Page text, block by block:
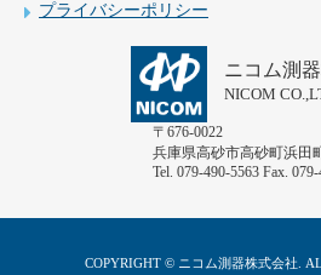
プライバシーポリシー
ニコム測
NICOM
〒676-0022
兵庫県高砂市高砂町浜田
Tel. 079-490-5563 Fax.
COPYRIGHT © ニコム測器株式会社.